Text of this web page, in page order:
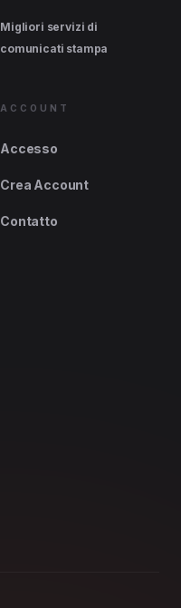
Migliori servizi di
comunicati stampa
ACCOUNT
Accesso
Crea Account
Contatto